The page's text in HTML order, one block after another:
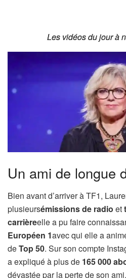
Les vidéos du jour à
Les vidéos du jour à
Un ami de longue
Bien avant d’arriver à TF1,
plusieursémissions de radio et
carrièreelle a pu faire
Européen 1avec qui elle a
deTop 50. Sur son compte
a expliqué à plus de 165 000
dévastée par la perte de son ami.